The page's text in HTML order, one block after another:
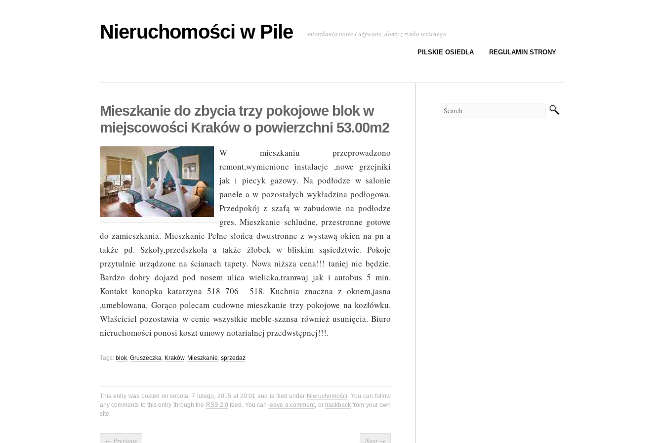
Nieruchomości w Pile mieszkania nowe i używane, domy z rynku wtórnego
PILSKIE OSIEDLA REGULAMIN STRONY
Mieszkanie do zbycia trzy pokojowe blok w
miejscowości Kraków o powierzchni 53.00m2
W mieszkaniu przeprowadzono
remont,wymienione instalacje ,nowe grzejniki
jak i piecyk gazowy. Na podłodze w salonie
panele a w pozostałych wykładzina podłogowa.
Przedpokój z szafą w zabudowie na podłodze
gres. Mieszkanie schludne, przestronne gotowe
do zamieszkania. Mieszkanie Pełne słońca dwustronne z wystawą okien na pn a
także pd. Szkoły,przedszkola a także żłobek w bliskim sąsiedztwie. Pokoje
przytulnie urządzone na ścianach tapety. Nowa niższa cena!!! taniej nie będzie.
Bardzo dobry dojazd pod nosem ulica wielicka,tramwaj jak i autobus 5 min.
Kontakt konopka katarzyna 518 706 518. Kuchnia znaczna z oknem,jasna
,umeblowana. Gorąco polecam cudowne mieszkanie trzy pokojowe na kozłówku.
Właściciel pozostawia w cenie wszystkie meble-szansa również usunięcia. Biuro
nieruchomości ponosi koszt umowy notarialnej przedwstępnej!!!.
Tags: blok, Gruszeczka, Kraków, Mieszkanie, sprzedaż
This entry was posted on sobota, 7 lutego, 2015 at 20:01 and is filed under Nieruchomości. You can follow
any comments to this entry through the RSS 2.0 feed. You can leave a comment, or trackbackfrom your own
site.
← Previous Next →